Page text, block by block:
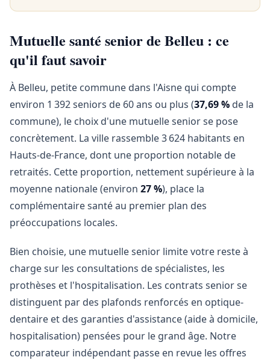
Mutuelle santé senior de Belleu : ce
qu'il faut savoir
À Belleu, petite commune dans l'Aisne qui compte
environ 1 392 seniors de 60 ans ou plus (37,69 % de la
commune), le choix d'une mutuelle senior se pose
concrètement. La ville rassemble 3 624 habitants en
Hauts-de-France, dont une proportion notable de
retraités. Cette proportion, nettement supérieure à la
moyenne nationale (environ 27 %), place la
complémentaire santé au premier plan des
préoccupations locales.
Bien choisie, une mutuelle senior limite votre reste à
charge sur les consultations de spécialistes, les
prothèses et l'hospitalisation. Les contrats senior se
distinguent par des plafonds renforcés en optique-
dentaire et des garanties d'assistance (aide à domicile,
hospitalisation) pensées pour le grand âge. Notre
comparateur indépendant passe en revue les offres